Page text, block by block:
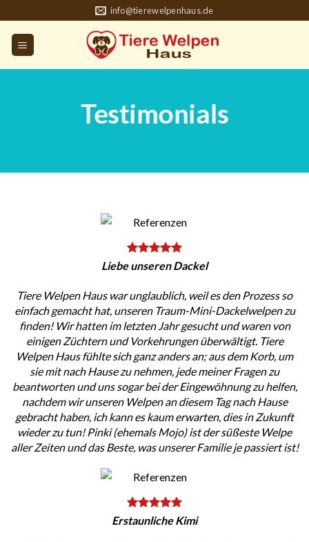
content
info@tierewelpenhaus.de
Testimonials
Liebe unseren Dackel
Tiere Welpen Haus war unglaublich, weil es den Prozess so
einfach gemacht hat, unseren Traum-Mini-Dackelwelpen zu
finden! Wir hatten im letzten Jahr gesucht und waren von
einigen Züchtern und Vorkehrungen überwältigt. Tiere
Welpen Haus fühlte sich ganz anders an; aus dem Korb, um
sie mit nach Hause zu nehmen, jede meiner Fragen zu
beantworten und uns sogar bei der Eingewöhnung zu helfen,
nachdem wir unseren Welpen an diesem Tag nach Hause
gebracht haben, ich kann es kaum erwarten, dies in Zukunft
wieder zu tun! Pinki (ehemals Mojo) ist der süßeste Welpe
aller Zeiten und das Beste, was unserer Familie je passiert ist!
Erstaunliche Kimi